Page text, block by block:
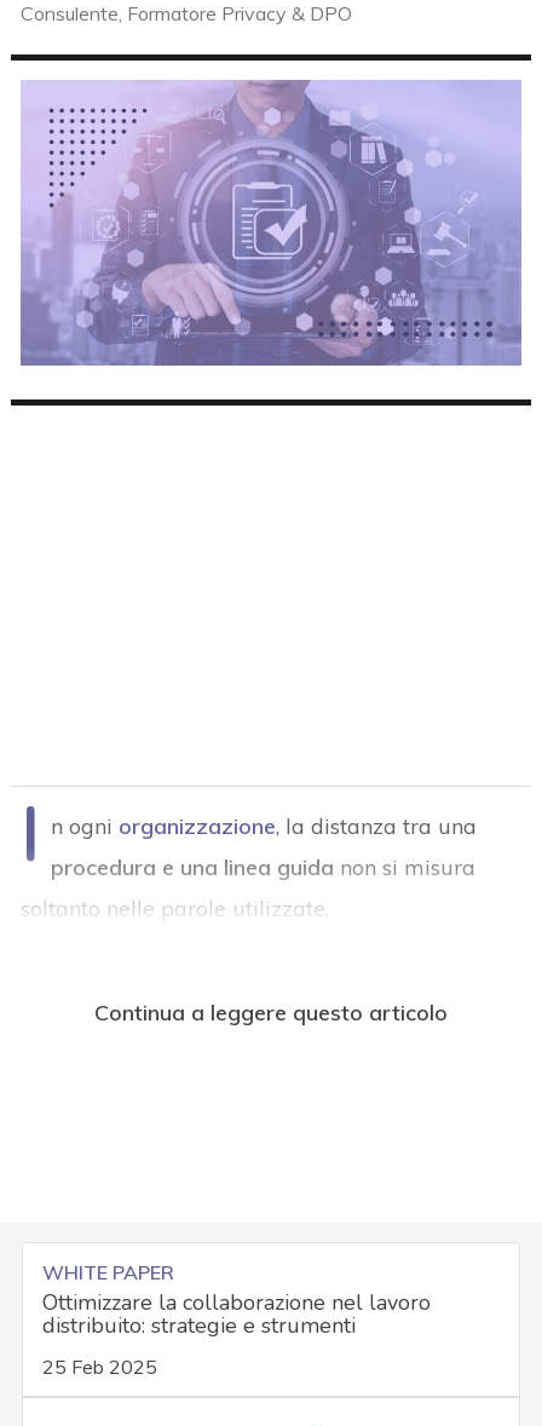
Consulente, Formatore Privacy & DPO
I n ogni organizzazione, la distanza tra una
procedura e una linea guida non si misura
soltanto nelle parole utilizzate.
Continua a leggere questo articolo
WHITE PAPER
Ottimizzare la collaborazione nel lavoro
distribuito: strategie e strumenti
25 Feb 2025